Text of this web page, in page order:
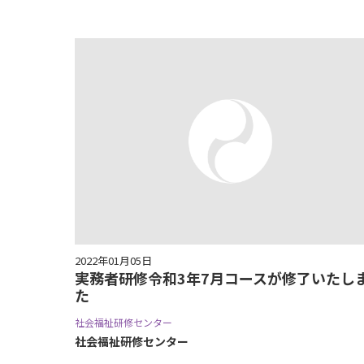
2022年01月05日
実務者研修令和3年7月コースが修了いたし
た
社会福祉研修センター
社会福祉研修センター